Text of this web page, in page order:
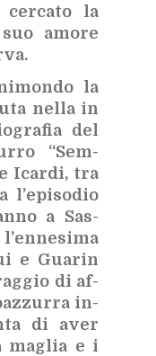
la
amo­re
la
nel­la in
del
“Sem­
Icar­di, tra
l’e­pi­so­dio
a Sas­
e Gua­rin
di af­
in­
di aver
ma­glia e i